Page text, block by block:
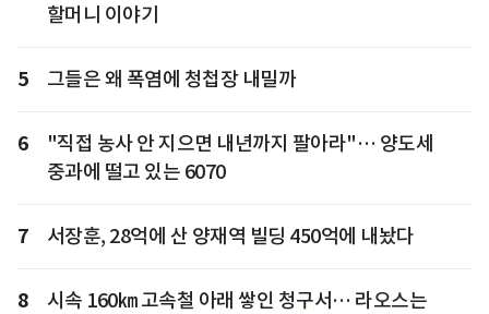
할머니 이야기
5 그들은 왜 폭염에 청첩장 내밀까
6
"직접 농사 안 지으면 내년까지 팔아라"… 양도세
중과에 떨고 있는 6070
7 서장훈, 28억에 산 양재역 빌딩 450억에 내놨다
8
시속 160㎞ 고속철 아래 쌓인 청구서… 라오스는